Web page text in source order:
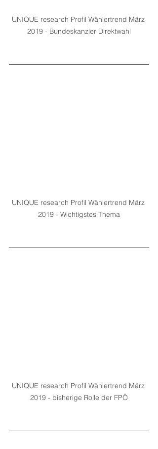
UNIQUE research Profil Wählertrend März
2019 - Bundeskanzler Direktwahl
UNIQUE research Profil Wählertrend März
2019 - Wichtigstes Thema
UNIQUE research Profil Wählertrend März
2019 - bisherige Rolle der FPÖ